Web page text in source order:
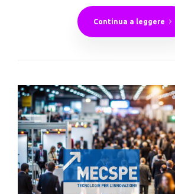
Continua a leggere